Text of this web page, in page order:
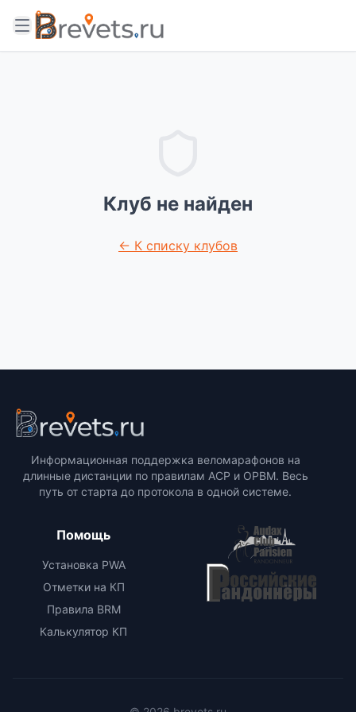
Клуб не найден
← К списку клубов
Информационная поддержка веломарафонов на
длинные дистанции по правилам ACP и ОРВМ. Весь
путь от старта до протокола в одной системе.
Помощь
Установка PWA
Отметки на КП
Правила BRM
Калькулятор КП